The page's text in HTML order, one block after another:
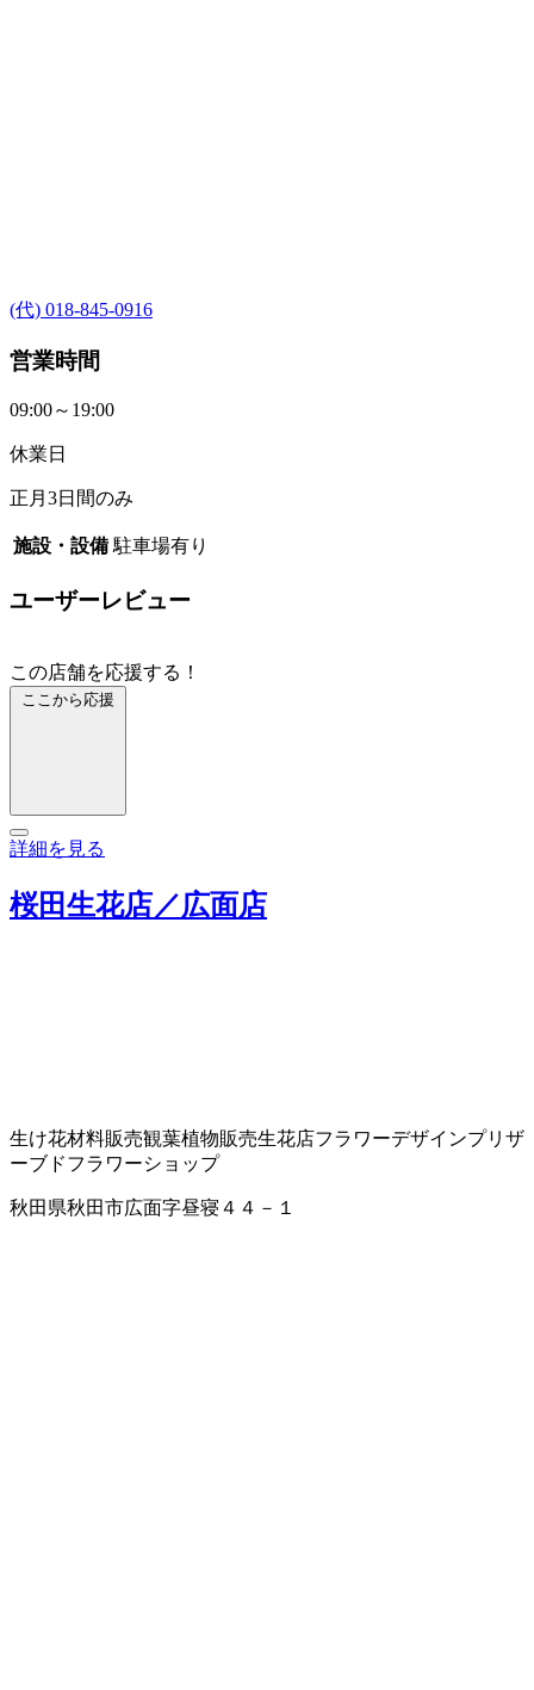
(代) 018-845-0916
営業時間
09:00～19:00
休業日
正月3日間のみ
施設・設備 駐車場有り
ユーザーレビュー
この店舗を応援する！
ここから応援
詳細を見る
桜田生花店／広面店
生け花材料販売観葉植物販売生花店フラワーデザインプリザ
ーブドフラワーショップ
秋田県秋田市広面字昼寝４４－１